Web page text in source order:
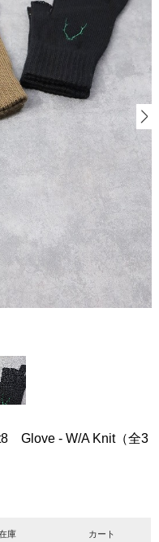
Glove - W/A Knit（全3
庫 カート